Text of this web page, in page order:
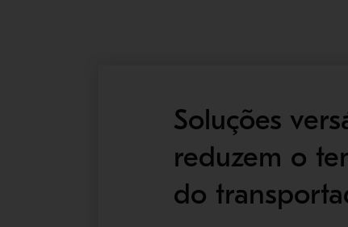
Soluções
reduzem o
do